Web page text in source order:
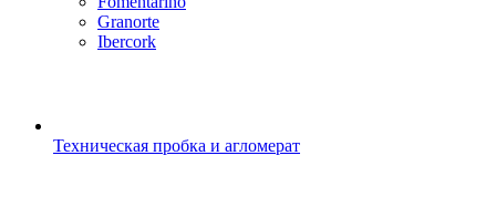
Granorte
Ibercork
Техническая пробка и агломерат